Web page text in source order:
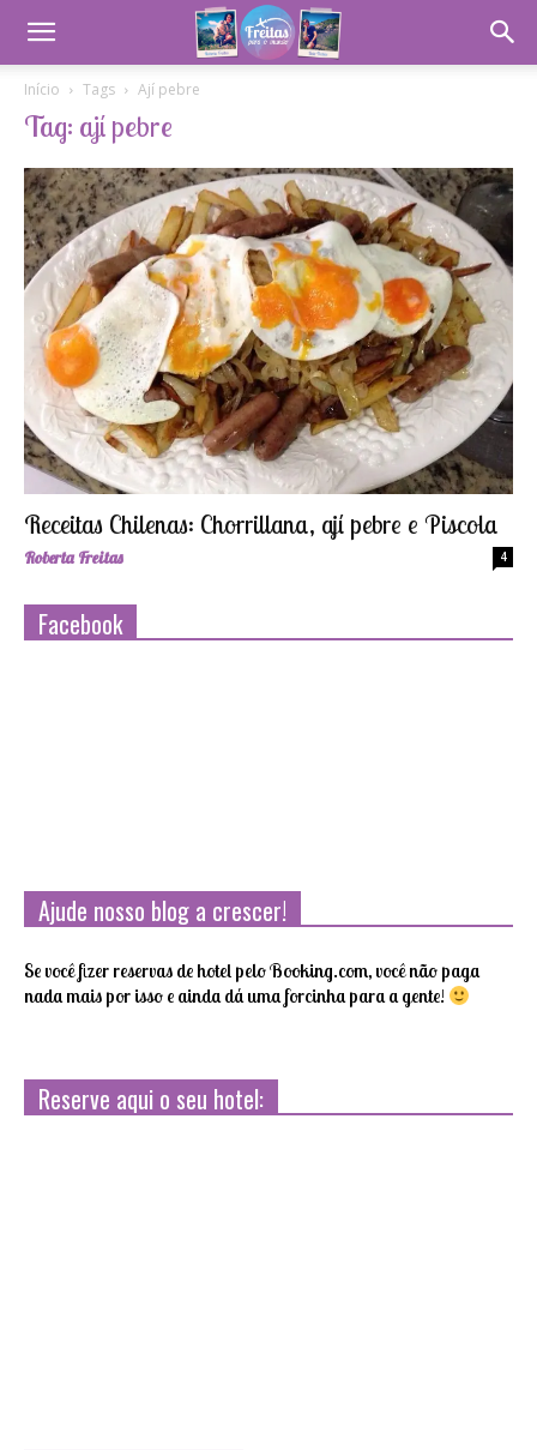
Início Tags Ají pebre
Tag: ají pebre
Receitas Chilenas: Chorrillana, ají pebre e Piscola
Roberta Freitas 4
Facebook
Ajude nosso blog a crescer!
Se você fizer reservas de hotel pelo Booking.com, você não paga
nada mais por isso e ainda dá uma forcinha para a gente!
Reserve aqui o seu hotel: